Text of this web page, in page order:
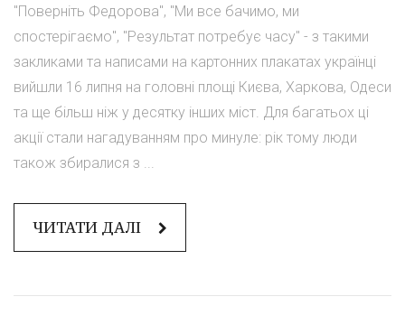
"Поверніть Федорова", "Ми все бачимо, ми
спостерігаємо", "Результат потребує часу" - з такими
закликами та написами на картонних плакатах українці
вийшли 16 липня на головні площі Києва, Харкова, Одеси
та ще більш ніж у десятку інших міст. Для багатьох ці
акції стали нагадуванням про минуле: рік тому люди
також збиралися з ...
ЧИТАТИ ДАЛІ